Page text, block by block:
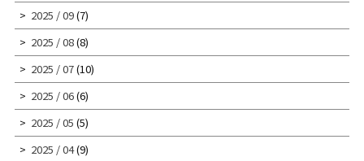
2025 / 09(7)
2025 / 08(8)
2025 / 07(10)
2025 / 06(6)
2025 / 05 (5)
2025 / 04(9)